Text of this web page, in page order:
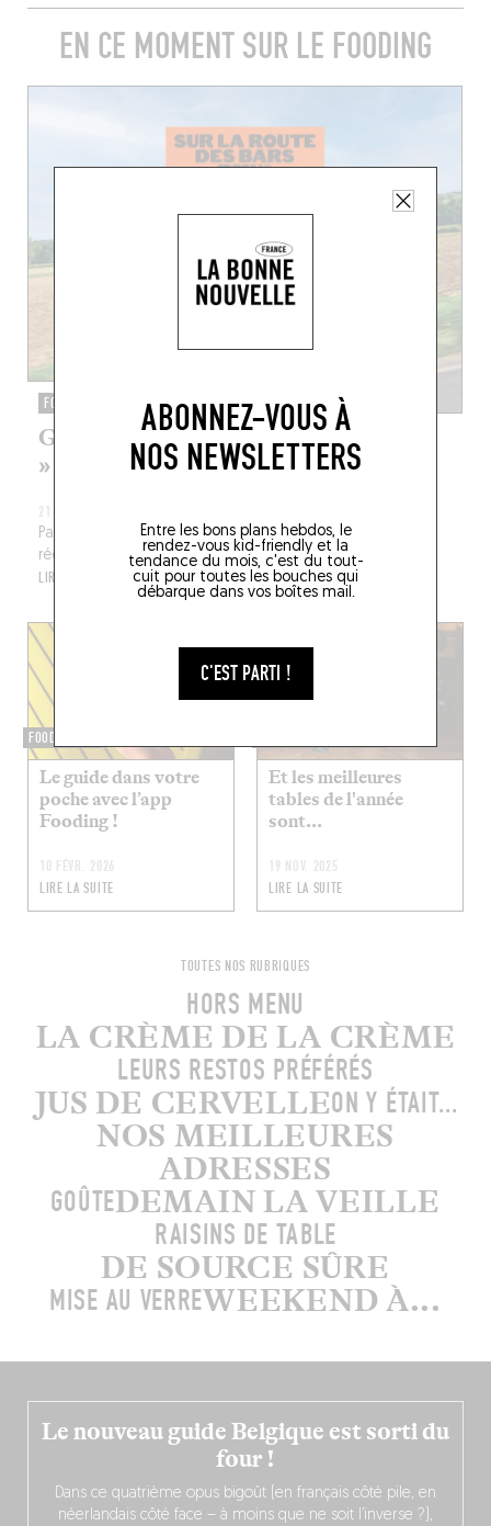
ABONNEZ-VOUS À
NOS NEWSLETTERS
Entre les bons plans hebdos, le
rendez-vous kid-friendly et la
tendance du mois, c'est du tout-
cuit pour toutes les bouches qui
débarque dans vos boîtes mail.
C'EST PARTI !
EN CE MOMENT SUR LE FOODING
FOODING 2.0
Guide « Sur la route des bars PMU®
» (vol. 2)
21 OCT. 2025
Partez sur la route des bars PMU® à la rencontre de nos
régions !
LIRE LA SUITE
FOODING 2.0
Le guide dans votre
poche avec l’app
Fooding !
10 FÉVR. 2026
LIRE LA SUITE
Et les meilleures
tables de l'année
sont...
19 NOV. 2025
LIRE LA SUITE
TOUTES NOS RUBRIQUES
HORS MENU
LA CRÈME DE LA CRÈME
LEURS RESTOS PRÉFÉRÉS
JUS DE CERVELLEON Y ÉTAIT...
NOS MEILLEURES
ADRESSES
GOÛTEDEMAIN LA VEILLE
RAISINS DE TABLE
DE SOURCE SÛRE
MISE AU VERREWEEKEND À...
Le nouveau guide Belgique est sorti du
four !
Dans ce quatrième opus bigoût (en français côté pile, en
néerlandais côté face – à moins que ne soit l’inverse ?),